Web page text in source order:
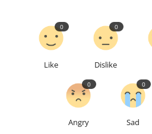
Like
0
Dislike
0
Angry
0
Sad
0